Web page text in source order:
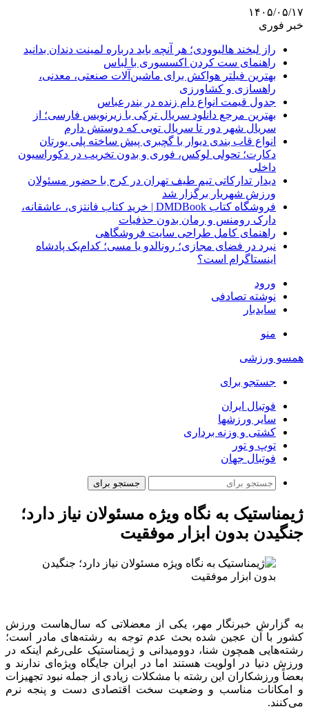
۱۴۰۵/۰۵/۱۷
خبر فوری
راز لبخند هالیوودی؛ هر آنچه باید درباره لمینت دندان بدانید
راهنمای ست کردن اکسسوری با لباس
بهترین فیلتر هواکش برای ماشین‌آلات صنعتی، معدنی،
راهسازی و کشاورزی
جدول قیمت انواع دام زنده در بندرعباس
بهترین مرجع دانلود سریال ترکی با زیرنویس فارسی؛ از
سریال شهر دور تا سریال تویی که دوستش دارم
انواع قاب بندی دیوار با گچبری پیش ساخته پلی یورتان
دکارت؛ تحولی لوکس، فوری و بدون تخریب در دکوراسیون
داخلی
دیدار تدارکاتی تیم طیف تهران در کرج با حضور مسئولان
ورزش شهریار برگزار شد
فروشگاه کتاب DMDBook | خرید کتاب فانتزی، عاشقانه،
دارک رومنس و رمان بدون حذفیات
راهنمای کامل طراحی سایت فروشگاهی
نبرد در فضای مجازی؛ رونالدو یا مسی؛ کدام‌یک پادشاه
اینستاگرام است؟
ورود
نوشته تصادفی
سایدبار
منو
همسو ورزشی
جستجو برای
فوتبال ایران
سایر ورزشها
کشتی و وزنه برداری
توپ و تور
فوتبال جهان
جستجو برای
ژیمناستیک به نگاه ویژه مسئولان نیاز دارد؛
جنگیدن بدون ابزار موفقیت
به گزارش خبرنگار مهر، یکی از معضلاتی که سال‌هاست ورزش
کشور با آن عجین شده بحث عدم توجه به رشته‌های مادر است؛
رشته‌هایی همچون شنا، دوومیدانی و ژیمناستیک علی‌رغم اینکه در
ورزش دنیا در اولویت هستند اما در ایران جایگاه ویژه‌ای ندارند و
بعضاً ورزشکاران این رشته با مشکلات زیادی از جمله نبود تجهیزات
و امکانات مناسب و وضعیت سخت اقتصادی دست و پنجه نرم
می‌کنند.